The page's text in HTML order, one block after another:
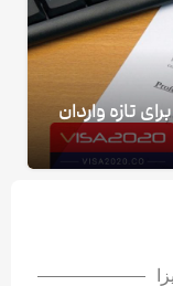
تازه واردان